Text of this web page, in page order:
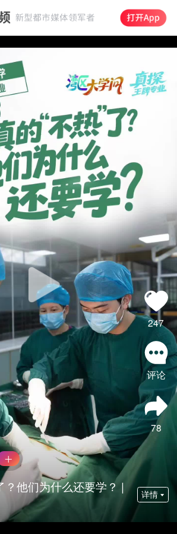
247
评论
78
？他们为什么还要学？ |
详情